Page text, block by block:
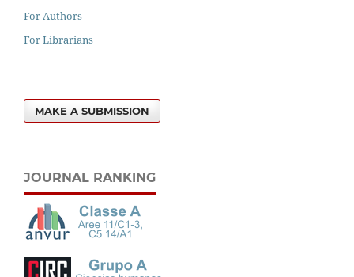
For Authors
For Librarians
MAKE A SUBMISSION
JOURNAL RANKING